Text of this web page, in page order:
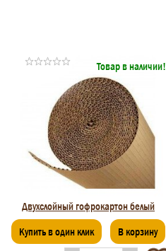
Товар в наличии!
Двухслойный гофрокартон белый
Купить в один клик В корзину